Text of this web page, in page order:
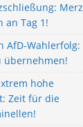
Merz
an Tag 1!
AfD-Wahlerfolg:
übernehmen!
hohe
Zeit für die